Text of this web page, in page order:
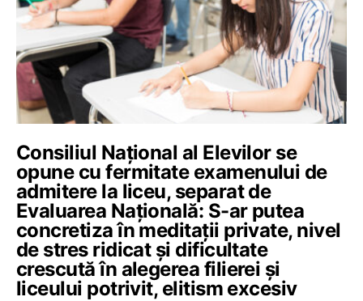
Consiliul Național al Elevilor se
opune cu fermitate examenului de
admitere la liceu, separat de
Evaluarea Națională: S-ar putea
concretiza în meditații private, nivel
de stres ridicat și dificultate
crescută în alegerea filierei și
liceului potrivit, elitism excesiv